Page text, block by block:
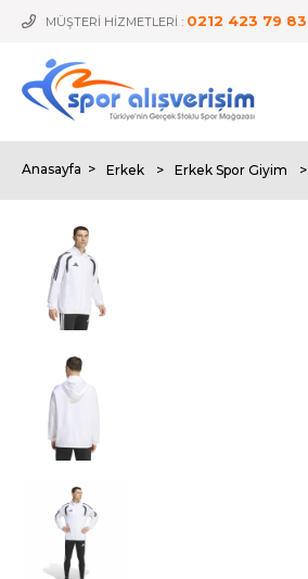
MÜŞTERİ HİZMETLERİ : 0212 423 79 83
Anasayfa > Erkek > Erkek Spor Giyim >